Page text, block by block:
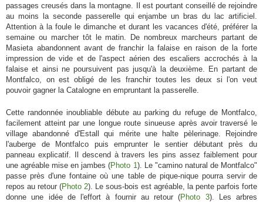
passages creusés dans la montagne. Il est pourtant conseillé de rejoindre
au moins la seconde passerelle qui enjambe un bras du lac artificiel.
Attention à la foule le dimanche et durant les vacances d'été, préférer la
semaine ou marcher tôt le matin. De nombreux marcheurs partant de
Masieta abandonnent avant de franchir la falaise en raison de la forte
impression de vide et de l'aspect aérien des escaliers accrochés à la
falaise et ainsi ne poursuivent pas jusqu'à la deuxième. En partant de
Montfalco, on est obligé de les franchir toutes les deux si l'on veut
pouvoir gagner la Catalogne en empruntant la passerelle.
Cette randonnée inoubliable débute au parking du refuge de Montfalco,
facilement atteint par une longue route sinueuse après avoir traversé le
village abandonné d'Estall qui mérite une halte pèlerinage. Rejoindre
l'auberge de Montfalco puis emprunter le sentier débutant près du
panneau explicatif. Il descend à travers les pins assez faiblement pour
une agréable mise en jambes (Photo 1). Le "camino natural de Montfalco"
passe près d'une fontaine où une table de pique-nique pourra servir de
repos au retour (Photo 2). Le sous-bois est agréable, la pente parfois forte
donne une idée de l'effort à fournir au retour (Photo 3). Les arbres